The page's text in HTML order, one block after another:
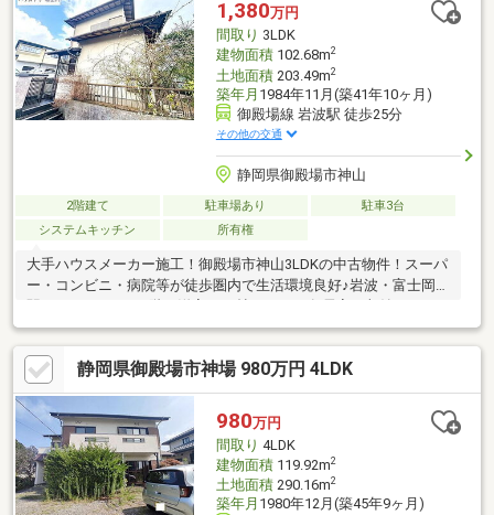
1,380万円
間取り 3LDK
建物面積102.68m2
土地面積203.49m2
築年月 1984年11月(築41年10ヶ月)
御殿場線 岩波駅 徒歩25分
その他の交通
静岡県御殿場市神山
2階建て 駐車場あり
駐車3台
システムキッチン
所有権
大手ハウスメーカー施工！御殿場市神山3LDKの中古物件！スーパ
ー・コンビニ・病院等が徒歩圏内で生活環境良好♪岩波・富士岡両
スもあります♪
静岡県御殿場市神場 980万円 4LDK
980万円
間取り 4LDK
建物面積119.92m2
土地面積290.16m2
築年月 1980年12月(築45年9ヶ月)